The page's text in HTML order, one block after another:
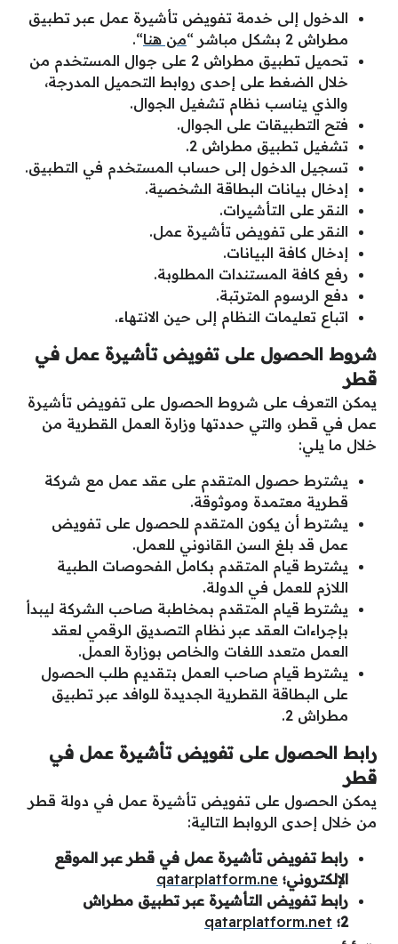
الدخول إلى خدمة تفويض تأشيرة عمل عبر تطبيق
مطراش 2 بشكل مباشر “
من هنا“.
تحميل تطبيق مطراش 2 على جوال المستخدم من
خلال الضغط على إحدى روابط التحميل المدرجة،
والذي يناسب نظام تشغيل الجوال.
فتح التطبيقات على الجوال.
تشغيل تطبيق مطراش 2.
تسجيل الدخول إلى حساب المستخدم في التطبيق.
إدخال بيانات البطاقة الشخصية.
النقر على التأشيرات.
النقر على تفويض تأشيرة عمل.
إدخال كافة البيانات.
رفع كافة المستندات المطلوبة.
دفع الرسوم المترتبة.
اتباع تعليمات النظام إلى حين الانتهاء.
شروط الحصول على تفويض تأشيرة عمل في
قطر
يمكن التعرف على شروط الحصول على تفويض تأشيرة
عمل في قطر، والتي حددتها وزارة العمل القطرية من
خلال ما يلي:
يشترط حصول المتقدم على عقد عمل مع شركة
قطرية معتمدة وموثوقة.
يشترط أن يكون المتقدم للحصول على تفويض
عمل قد بلغ السن القانوني للعمل.
يشترط قيام المتقدم بكامل الفحوصات الطبية
اللازم للعمل في الدولة.
يشترط قيام المتقدم بمخاطبة صاحب الشركة ليبدأ
بإجراءات العقد عبر نظام التصديق الرقمي لعقد
العمل متعدد اللغات والخاص بوزارة العمل.
يشترط قيام صاحب العمل بتقديم طلب الحصول
على البطاقة القطرية الجديدة للوافد عبر تطبيق
مطراش 2.
رابط الحصول على تفويض تأشيرة عمل في
قطر
يمكن الحصول على تفويض تأشيرة عمل في دولة قطر
من خلال إحدى الروابط التالية:
رابط تفويض تأشيرة عمل في قطر عبر الموقع
الإلكتروني؛ qatarplatform.ne
رابط تفويض التأشيرة عبر تطبيق مطراش
2؛ qatarplatform.net